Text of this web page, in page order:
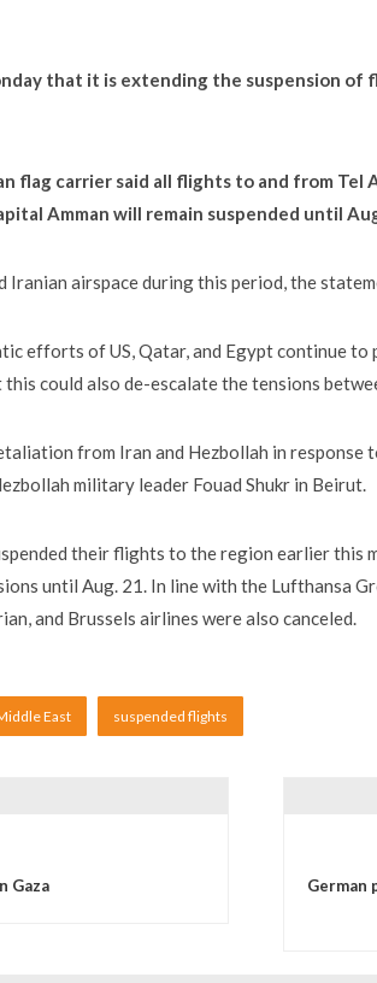
that it is extending the suspension
flag carrier said all flights to and from Tel
Amman will remain suspended until
Iranian airspace during this period, the
efforts of US, Qatar, and Egypt continue to
could also de-escalate the tensions
from Iran and Hezbollah in response
military leader Fouad Shukr in Beirut.
their flights to the region earlier this
until Aug. 21. In line with the Lufthansa
and Brussels airlines were also canceled.
East suspended flights
Gaza
German